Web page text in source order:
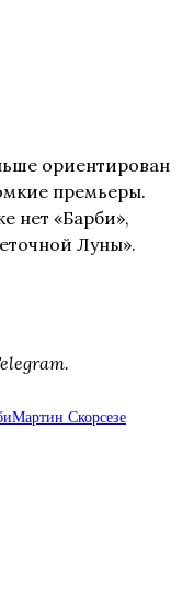
ориентирован
премьеры.
нет «Барби»,
Луны».
Мартин Скорсезе